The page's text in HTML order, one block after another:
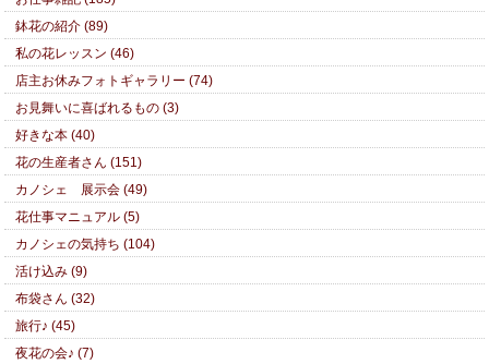
鉢花の紹介 (89)
私の花レッスン (46)
店主お休みフォトギャラリー (74)
お見舞いに喜ばれるもの (3)
好きな本 (40)
花の生産者さん (151)
カノシェ 展示会 (49)
花仕事マニュアル (5)
カノシェの気持ち (104)
活け込み (9)
布袋さん (32)
旅行♪ (45)
夜花の会♪ (7)